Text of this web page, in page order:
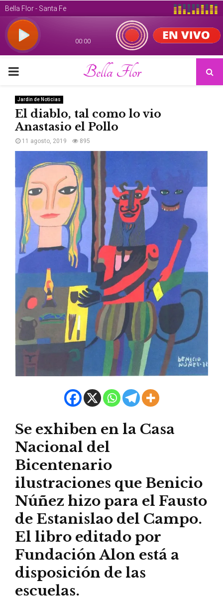
PRIMARY
MENU
Bella Flor
Jardin de Noticias
El diablo, tal como lo vio
Anastasio el Pollo
11 agosto, 2019 895
Se exhiben en la Casa
Nacional del
Bicentenario
ilustraciones que Benicio
Núñez hizo para el Fausto
de Estanislao del Campo.
El libro editado por
Fundación Alon está a
disposición de las
escuelas.